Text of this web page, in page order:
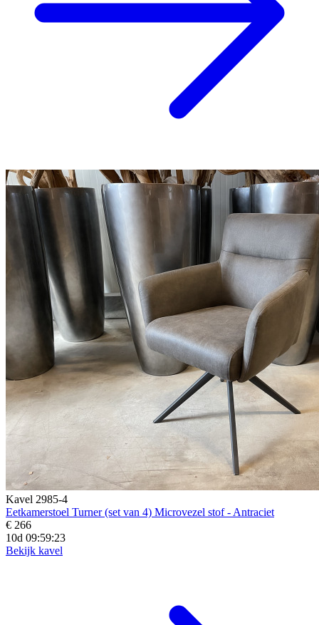
Kavel 2985-4
Eetkamerstoel Turner (set van 4) Microvezel stof - Antraciet
€ 266
10d 09:59:21
Bekijk kavel